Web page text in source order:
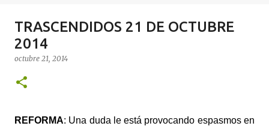
TRASCENDIDOS 21 DE OCTUBRE
2014
octubre 21, 2014
REFORMA: Una duda le está provocando espasmos en